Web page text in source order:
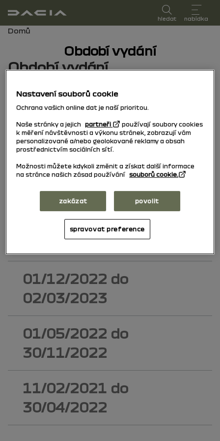
uživatelská příručka
hledat nabídka
Drobečková navigace
Domů
Období vydání
Období vydání
Vyberte období edice odpovídající datu první
15/10/2025do dnes
04/11/2024do
14/10/2025
03/03/2023do
03/11/2024
01/12/2022 do
02/03/2023
01/05/2022 do
30/11/2022
11/02/2021 do
30/04/2022
Nastavení souborů cookie
Ochrana vašich online dat je naší prioritou.
Naše stránky a jejich partneři
používají soubory cookies
k měření návštěvnosti a výkonu stránek, zobrazují vám
personalizované a/nebo geolokované reklamy a obsah
prostřednictvím sociálních sítí.
Možnosti můžete kdykoli změnit a získat další informace
na stránce našich zásad používání souborů cookie.
zakázat povolit
spravovat preference